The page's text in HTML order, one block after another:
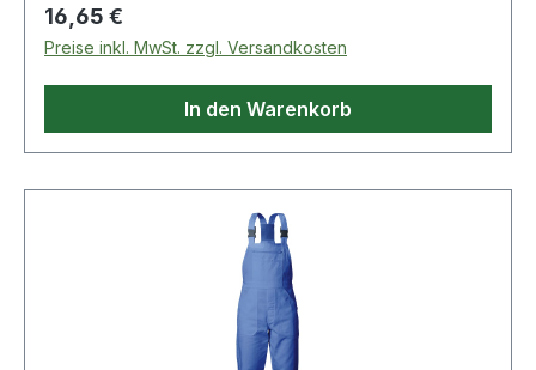
KornblauGröße: 42 Weitere Produkte im Bereich
Latzhose
Regulärer Preis:
16,65 €
Preise inkl. MwSt. zzgl. Versandkosten
In den Warenkorb